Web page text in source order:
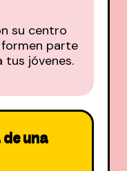
su centro
parte
tus jóvenes.
una